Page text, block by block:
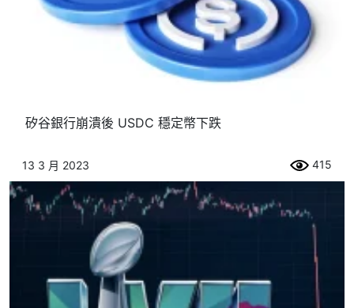
矽谷銀行崩潰後 USDC 穩定幣下跌
13 3 月 2023 415